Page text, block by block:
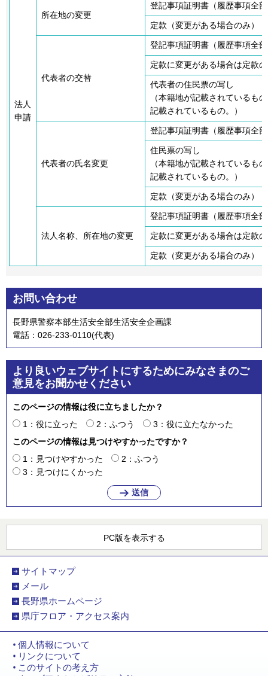
法人
申請
所在地の変更
登記事項証明書（履歴事項全
定款（変更がある場合のみ）
代表者の交替
登記事項証明書（履歴事項全
定款に変更がある場合は定款
代表者の住民票の写し
（本籍地が記載されているも
記載されているもの。）
代表者の氏名変更
登記事項証明書（履歴事項全
住民票の写し
（本籍地が記載されているも
記載されているもの。）
定款（変更がある場合のみ）
法人名称、所在地の変更
登記事項証明書（履歴事項全
定款に変更がある場合は定款
定款（変更がある場合のみ）
お問い合わせ
長野県警察本部生活安全部生活安全企画課
電話：026-233-0110(代表)
より良いウェブサイトにするためにみなさまのご
意見をお聞かせください
このページの情報は役に立ちましたか？
1：役に立った
2：ふつう
3：役に立たなかった
このページの情報は見つけやすかったですか？
1：見つけやすかった
2：ふつう
3：見つけにくかった
PC版を表示する
サイトマップ
メール
長野県ホームページ
県庁フロア・アクセス案内
個人情報について
リンクについて
このサイトの考え方